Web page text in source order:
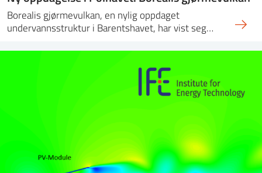
Borealis gjørmevulkan, en nylig oppdaget
undervannsstruktur i Barentshavet, har vist seg…